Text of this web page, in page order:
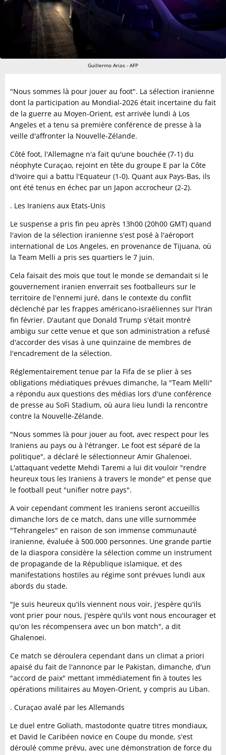
Guillermo Arias - AFP
"Nous sommes là pour jouer au foot". La sélection iranienne
dont la participation au Mondial-2026 était incertaine du fait
de la guerre au Moyen-Orient, est arrivée lundi à Los
Angeles et a tenu sa première conférence de presse à la
veille d'affronter la Nouvelle-Zélande.
Côté foot, l'Allemagne n'a fait qu'une bouchée (7-1) du
néophyte Curaçao, rejoint en tête du groupe E par la Côte
d'Ivoire qui a battu l'Equateur (1-0). Quant aux Pays-Bas, ils
ont été tenus en échec par un Japon accrocheur (2-2).
. Les Iraniens aux Etats-Unis
Le suspense a pris fin peu après 13h00 (20h00 GMT) quand
l'avion de la sélection iranienne s'est posé à l'aéroport
international de Los Angeles, en provenance de Tijuana, où
la Team Melli a pris ses quartiers le 7 juin.
Cela faisait des mois que tout le monde se demandait si le
gouvernement iranien enverrait ses footballeurs sur le
territoire de l'ennemi juré, dans le contexte du conflit
déclenché par les frappes américano-israéliennes sur l'Iran
fin février. D'autant que Donald Trump s'était montré
ambigu sur cette venue et que son administration a refusé
d'accorder des visas à une quinzaine de membres de
l'encadrement de la sélection.
Réglementairement tenue par la Fifa de se plier à ses
obligations médiatiques prévues dimanche, la "Team Melli"
a répondu aux questions des médias lors d'une conférence
de presse au SoFi Stadium, où aura lieu lundi la rencontre
contre la Nouvelle-Zélande.
"Nous sommes là pour jouer au foot, avec respect pour les
Iraniens au pays ou à l'étranger. Le foot est séparé de la
politique", a déclaré le sélectionneur Amir Ghalenoei.
L'attaquant vedette Mehdi Taremi a lui dit vouloir "rendre
heureux tous les Iraniens à travers le monde" et pense que
le football peut "unifier notre pays".
A voir cependant comment les Iraniens seront accueillis
dimanche lors de ce match, dans une ville surnommée
"Tehrangeles" en raison de son immense communauté
iranienne, évaluée à 500.000 personnes. Une grande partie
de la diaspora considère la sélection comme un instrument
de propagande de la République islamique, et des
manifestations hostiles au régime sont prévues lundi aux
abords du stade.
"Je suis heureux qu'ils viennent nous voir, j'espère qu'ils
vont prier pour nous, j'espère qu'ils vont nous encourager et
qu'on les récompensera avec un bon match", a dit
Ghalenoei.
Ce match se déroulera cependant dans un climat a priori
apaisé du fait de l'annonce par le Pakistan, dimanche, d'un
"accord de paix" mettant immédiatement fin à toutes les
opérations militaires au Moyen-Orient, y compris au Liban.
. Curaçao avalé par les Allemands
Le duel entre Goliath, mastodonte quatre titres mondiaux,
et David le Caribéen novice en Coupe du monde, s'est
déroulé comme prévu, avec une démonstration de force du